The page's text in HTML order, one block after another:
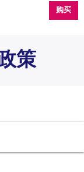
购买
策